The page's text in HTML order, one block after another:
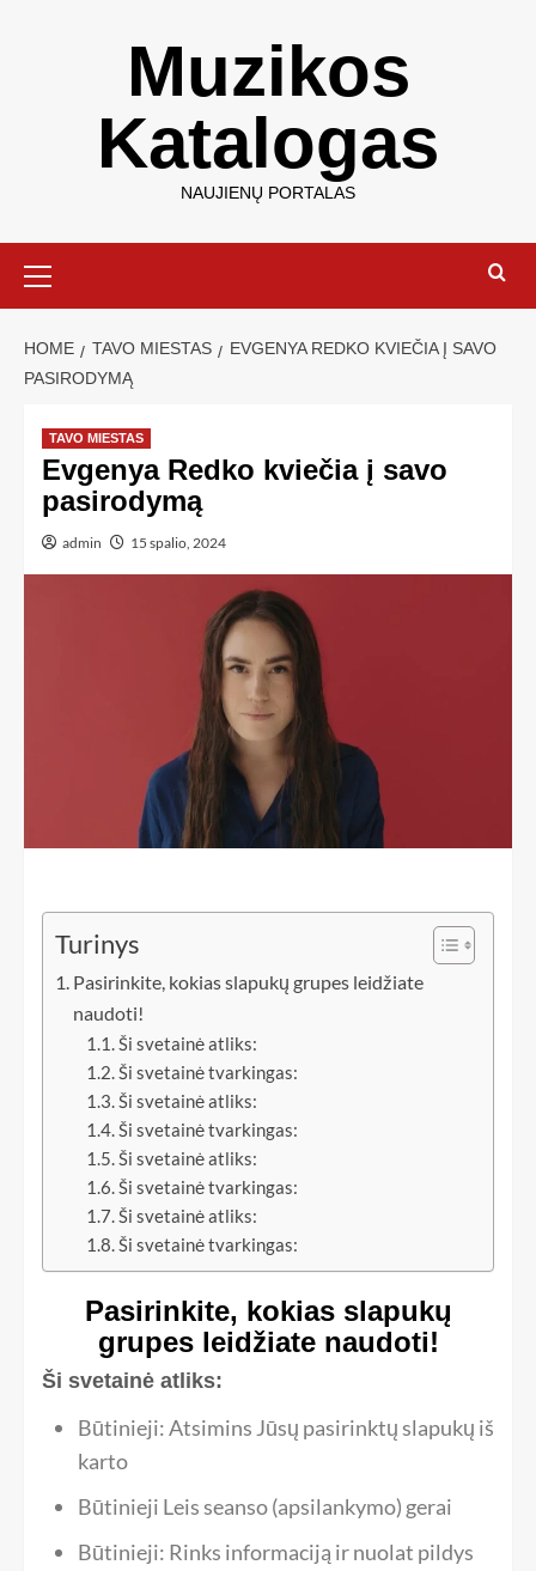
Muzikos
Katalogas
NAUJIENŲ PORTALAS
HOME TAVO MIESTAS
EVGENYA REDKO KVIEČIA Į SAVO
PASIRODYMĄ
TAVO MIESTAS
Evgenya Redko kviečia į savo
pasirodymą
admin 15 spalio, 2024
Turinys
Pasirinkite, kokias slapukų grupes leidžiate
naudoti!
Ši svetainė atliks:
Ši svetainė tvarkingas:
Ši svetainė atliks:
Ši svetainė tvarkingas:
Ši svetainė atliks:
Ši svetainė tvarkingas:
Ši svetainė atliks:
Ši svetainė tvarkingas:
Pasirinkite, kokias slapukų
grupes leidžiate naudoti!
Ši svetainė atliks:
Būtinieji: Atsimins Jūsų pasirinktų slapukų iš
karto
Būtinieji Leis seanso (apsilankymo) gerai
Būtinieji: Rinks informaciją ir nuolat pildys